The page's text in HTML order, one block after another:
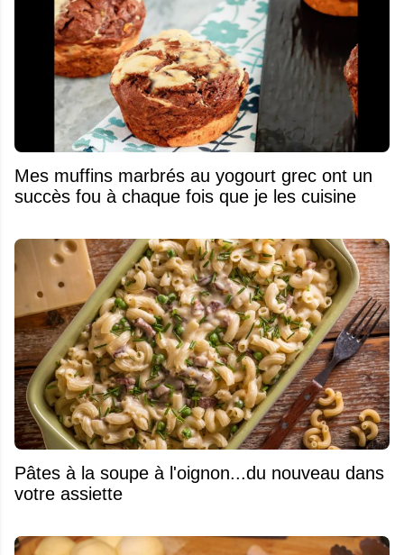
Mes muffins marbrés au yogourt grec ont un
succès fou à chaque fois que je les cuisine
Pâtes à la soupe à l'oignon...du nouveau dans
votre assiette